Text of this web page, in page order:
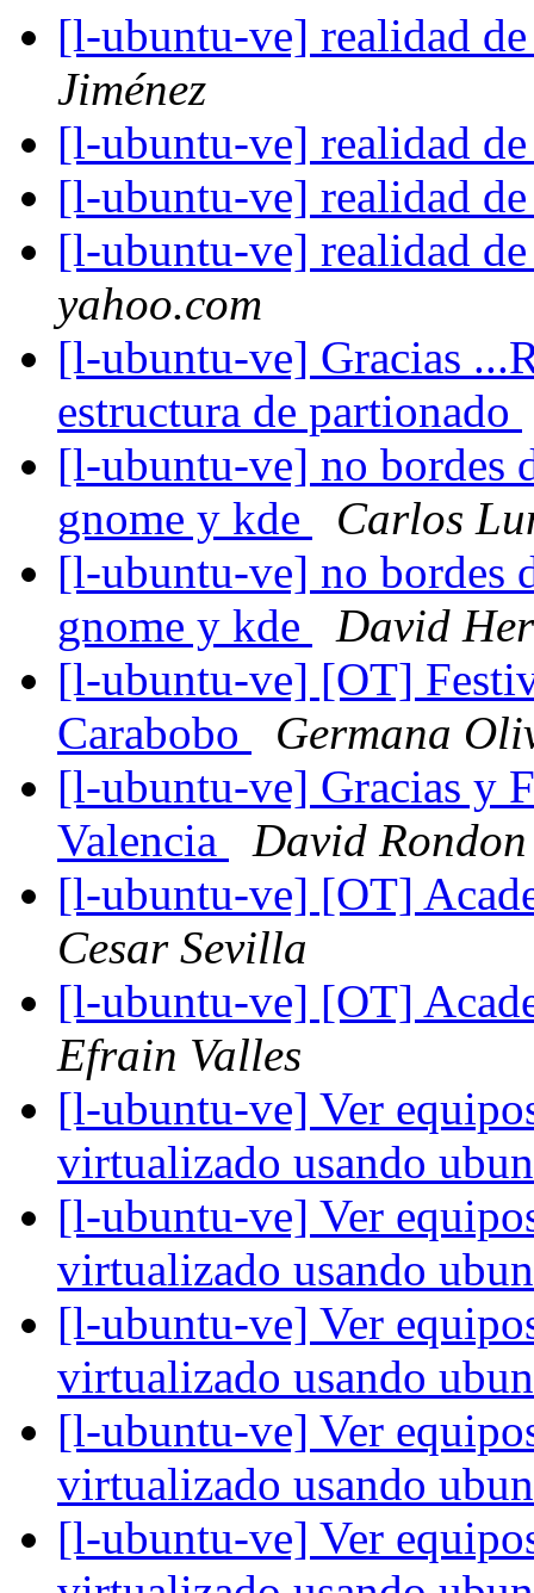
[l-ubuntu-ve] realidad
Jiménez
[l-ubuntu-ve] realidad
[l-ubuntu-ve] realidad
[l-ubuntu-ve] realidad
yahoo.com
[l-ubuntu-ve] Gracias
estructura de partionado
[l-ubuntu-ve] no bordes
gnome y kde
Carlos
[l-ubuntu-ve] no bordes
gnome y kde
David
[l-ubuntu-ve] [OT]
Carabobo
Germana
[l-ubuntu-ve] Gracias y
Valencia
David Rondon
[l-ubuntu-ve] [OT]
Cesar Sevilla
[l-ubuntu-ve] [OT]
Efrain Valles
[l-ubuntu-ve] Ver
virtualizado usando
[l-ubuntu-ve] Ver
virtualizado usando
[l-ubuntu-ve] Ver
virtualizado usando
[l-ubuntu-ve] Ver
virtualizado usando
[l-ubuntu-ve] Ver